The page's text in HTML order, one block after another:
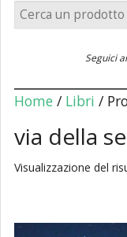
Home
Chi siamo
Libri
Seguici
Home/ Libri /
via della
Visualizzazione del